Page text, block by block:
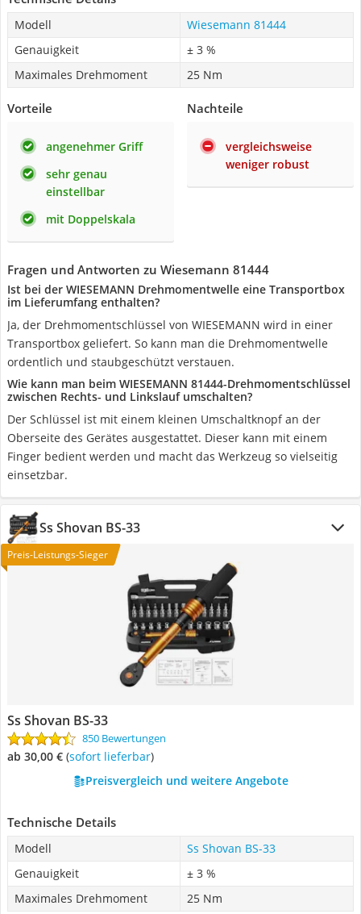
Modell
Wiesemann 81444
Genauigkeit
± 3 %
Maximales Drehmoment
25 Nm
Vorteile
angenehmer Griff
sehr genau
einstellbar
mit Doppelskala
Nachteile
vergleichsweise
weniger robust
Fragen und Antworten zu Wiesemann 81444
Ist bei der WIESEMANN Drehmomentwelle eine Transportbox
im Lieferumfang enthalten?
Ja, der Drehmomentschlüssel von WIESEMANN wird in einer
Transportbox geliefert. So kann man die Drehmomentwelle
ordentlich und staubgeschützt verstauen.
Wie kann man beim WIESEMANN 81444-Drehmomentschlüssel
zwischen Rechts- und Linkslauf umschalten?
Der Schlüssel ist mit einem kleinen Umschaltknopf an der
Oberseite des Gerätes ausgestattet. Dieser kann mit einem
Finger bedient werden und macht das Werkzeug so vielseitig
einsetzbar.
Ss Shovan BS-33
Preis-Leistungs-Sieger
Ss Shovan BS-33
850 Bewertungen
ab 30,00 € ( Sofort lieferbar)
Preisvergleich und weitere Angebote
Technische Details
Modell
Ss Shovan BS-33
Genauigkeit
± 3 %
Maximales Drehmoment
25 Nm